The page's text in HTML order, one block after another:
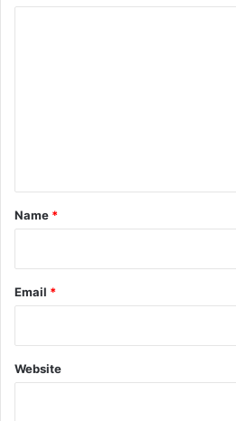
*
Name *
Email *
Website